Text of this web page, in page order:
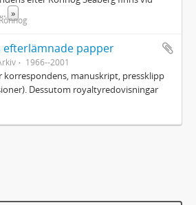
... »
efterlämnade papper
1966--2001
korrespondens, manuskript, pressklipp
Dessutom royaltyredovisningar